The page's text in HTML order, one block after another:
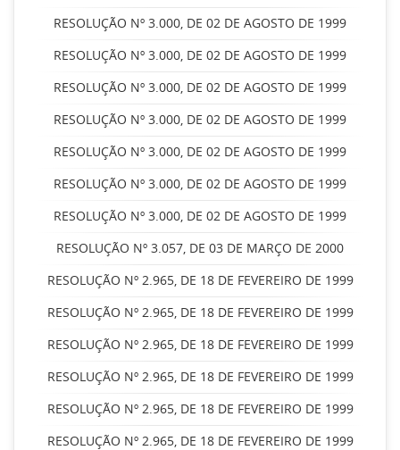
RESOLUÇÃO Nº 3.000, DE 02 DE AGOSTO DE 1999
RESOLUÇÃO Nº 3.000, DE 02 DE AGOSTO DE 1999
RESOLUÇÃO Nº 3.000, DE 02 DE AGOSTO DE 1999
RESOLUÇÃO Nº 3.000, DE 02 DE AGOSTO DE 1999
RESOLUÇÃO Nº 3.000, DE 02 DE AGOSTO DE 1999
RESOLUÇÃO Nº 3.000, DE 02 DE AGOSTO DE 1999
RESOLUÇÃO Nº 3.000, DE 02 DE AGOSTO DE 1999
RESOLUÇÃO Nº 3.057, DE 03 DE MARÇO DE 2000
RESOLUÇÃO Nº 2.965, DE 18 DE FEVEREIRO DE 1999
RESOLUÇÃO Nº 2.965, DE 18 DE FEVEREIRO DE 1999
RESOLUÇÃO Nº 2.965, DE 18 DE FEVEREIRO DE 1999
RESOLUÇÃO Nº 2.965, DE 18 DE FEVEREIRO DE 1999
RESOLUÇÃO Nº 2.965, DE 18 DE FEVEREIRO DE 1999
RESOLUÇÃO Nº 2.965, DE 18 DE FEVEREIRO DE 1999